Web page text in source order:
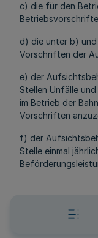
c) die für den
d) die unter b)
Vorschriften der
e) der
Stellen Unfälle
im Betrieb der
Vorschriften
f) der
Stelle einmal